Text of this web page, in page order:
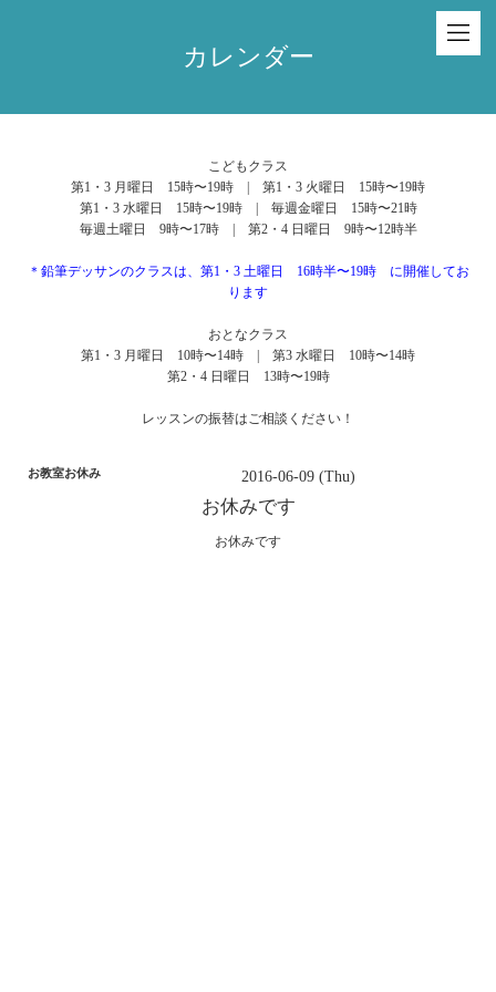
カレンダー
こどもクラス
第1・3 月曜日 15時〜19時 | 第1・3 火曜日 15時〜19時
第1・3 水曜日 15時〜19時 | 毎週金曜日 15時〜21時
毎週土曜日 9時〜17時 | 第2・4 日曜日 9時〜12時半
＊鉛筆デッサンのクラスは、第1・3 土曜日 16時半〜19時 に開催してお
ります
おとなクラス
第1・3 月曜日 10時〜14時 | 第3 水曜日 10時〜14時
第2・4 日曜日 13時〜19時
レッスンの振替はご相談ください！
お教室お休み 2016-06-09 (Thu)
お休みです
お休みです